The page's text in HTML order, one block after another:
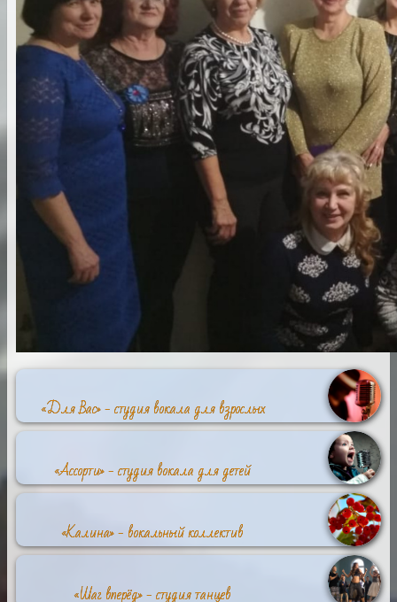
«Для Вас» - студия вокала для взрослых
«Ассорти» - студия вокала для детей
«Калина» - вокальный коллектив
«Шаг вперёд» - студия танцев